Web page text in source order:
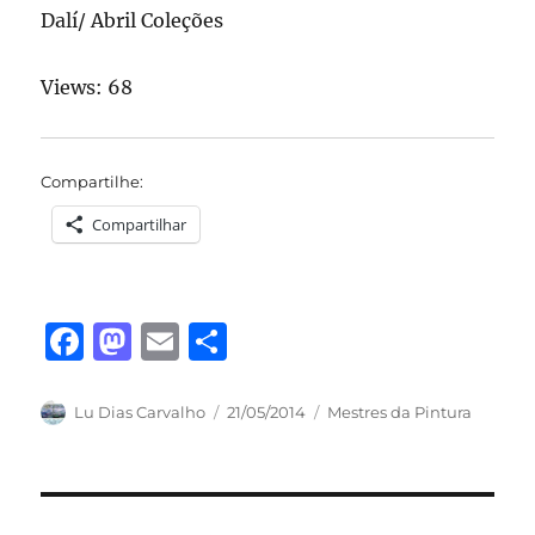
Dalí/ Abril Coleções
Views: 68
Compartilhe:
Compartilhar
F
c
b
M
st
d
E
ai a
Autor
Lu Dias Carvalho
Publicado
21/05/2014 Categorias
Mestres da Pintura